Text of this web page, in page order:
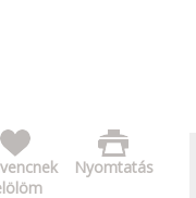
Nyomtatás